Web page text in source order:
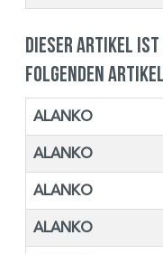
Dieser Artikel
folgenden
ALANKO
ALANKO
ALANKO
ALANKO